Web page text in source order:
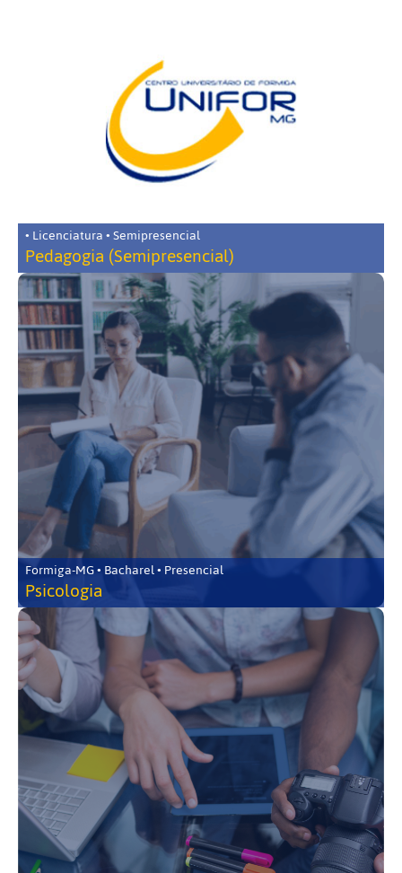
• Licenciatura • Semipresencial
Pedagogia (Semipresencial)
Formiga-MG • Bacharel • Presencial
Psicologia